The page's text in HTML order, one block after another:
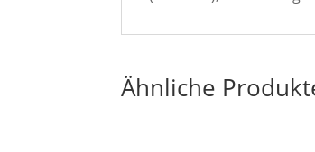
Ähnliche